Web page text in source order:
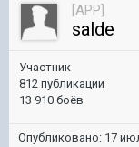
[APP]
salde
Участник
812 публикации
13 910 боёв
Опубликовано: 17